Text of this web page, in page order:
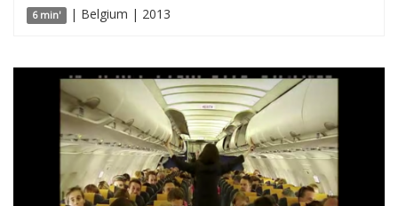
6 min' | Belgium | 2013